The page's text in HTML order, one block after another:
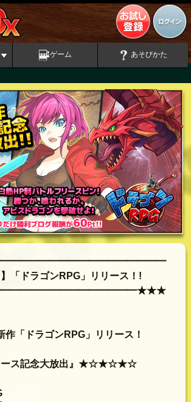
ゲーム あそびかた
】「ドラゴンRPG」リリース！!
作「ドラゴンRPG」リリース！
ス記念大放出』★☆★☆★☆